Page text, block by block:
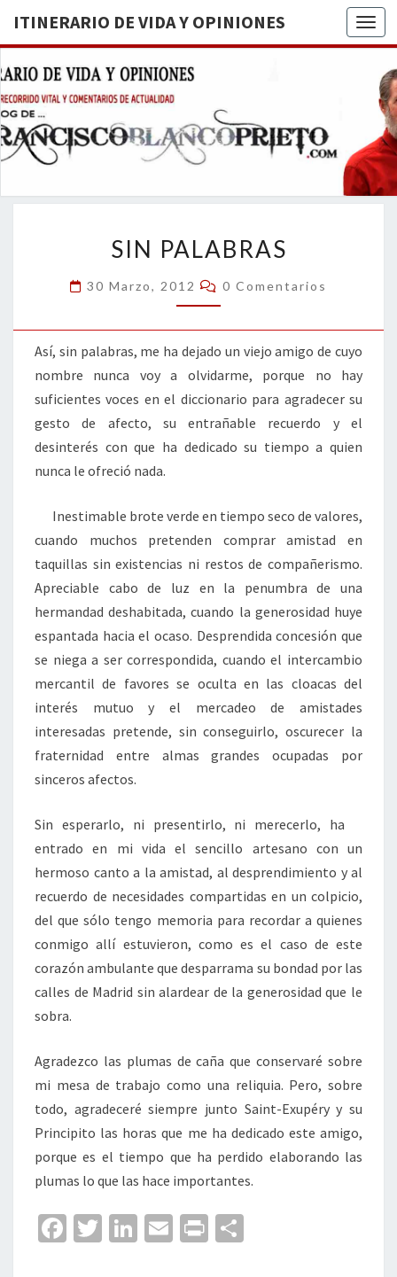
ITINERARIO DE VIDA Y OPINIONES
DE
BREVE
RECORRIDO
VITAL Y
ACTUALIDAD
PALABRAS
SIN PALABRAS
30 Marzo, 2012 Comentarios
0 Comentarios
Así, sin palabras, me ha dejado un viejo amigo de cuyo
nombre nunca voy a olvidarme, porque no hay
suficientes voces en el diccionario para agradecer su
gesto de afecto, su entrañable recuerdo y el
desinterés con que ha dedicado su tiempo a quien
nunca le ofreció nada.
Inestimable brote verde en tiempo seco de valores,
cuando muchos pretenden comprar amistad en
taquillas sin existencias ni restos de compañerismo.
Apreciable cabo de luz en la penumbra de una
hermandad deshabitada, cuando la generosidad huye
espantada hacia el ocaso. Desprendida concesión que
se niega a ser correspondida, cuando el intercambio
mercantil de favores se oculta en las cloacas del
interés mutuo y el mercadeo de amistades
interesadas pretende, sin conseguirlo, oscurecer la
fraternidad entre almas grandes ocupadas por
sinceros afectos.
Sin esperarlo, ni presentirlo, ni merecerlo, ha
entrado en mi vida el sencillo artesano con un
hermoso canto a la amistad, al desprendimiento y al
recuerdo de necesidades compartidas en un colpicio,
del que sólo tengo memoria para recordar a quienes
conmigo allí estuvieron, como es el caso de este
corazón ambulante que desparrama su bondad por las
calles de Madrid sin alardear de la generosidad que le
sobra.
Agradezco las plumas de caña que conservaré sobre
mi mesa de trabajo como una reliquia. Pero, sobre
todo, agradeceré siempre junto Saint-Exupéry y su
Principito las horas que me ha dedicado este amigo,
porque es el tiempo que ha perdido elaborando las
plumas lo que las hace importantes.
Fa T
Li
E
Pr